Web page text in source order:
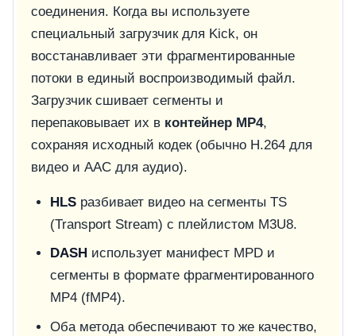
соединения. Когда вы используете
специальный загрузчик для Kick, он
восстанавливает эти фрагментированные
потоки в единый воспроизводимый файл.
Загрузчик сшивает сегменты и
перепаковывает их в контейнер MP4,
сохраняя исходный кодек (обычно H.264 для
видео и AAC для аудио).
HLSразбивает видео на сегменты TS
(Transport Stream) с плейлистом M3U8.
DASH использует манифест MPD и
сегменты в формате фрагментированного
MP4 (fMP4).
Оба метода обеспечивают то же качество,